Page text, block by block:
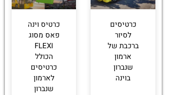
כרטיסים
לסיור
ברכבת של
ארמון
שנברון
בוינה
כרטיס וינה
פאס מסוג
FLEXI
הכולל
כרטיסים
לארמון
שנברון